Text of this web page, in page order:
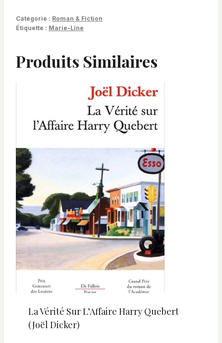
Catégorie : Roman & Fiction
Étiquette : Marie-Line
Produits Similaires
La Vérité Sur L’Affaire Harry Quebert
(Joël Dicker)